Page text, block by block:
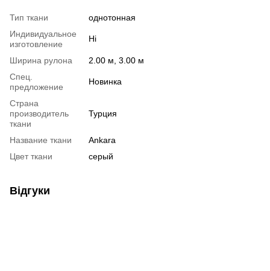
Тип ткани
однотонная
Индивидуальное
изготовление
Ні
Ширина рулона
2.00 м, 3.00 м
Спец.
предложение
Новинка
Страна
производитель
ткани
Турция
Название ткани
Ankara
Цвет ткани
серый
Відгуки